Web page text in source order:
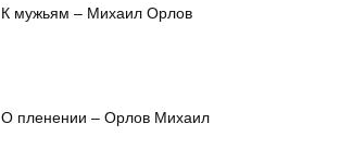
К мужьям – Михаил Орлов
О пленении – Орлов Михаил